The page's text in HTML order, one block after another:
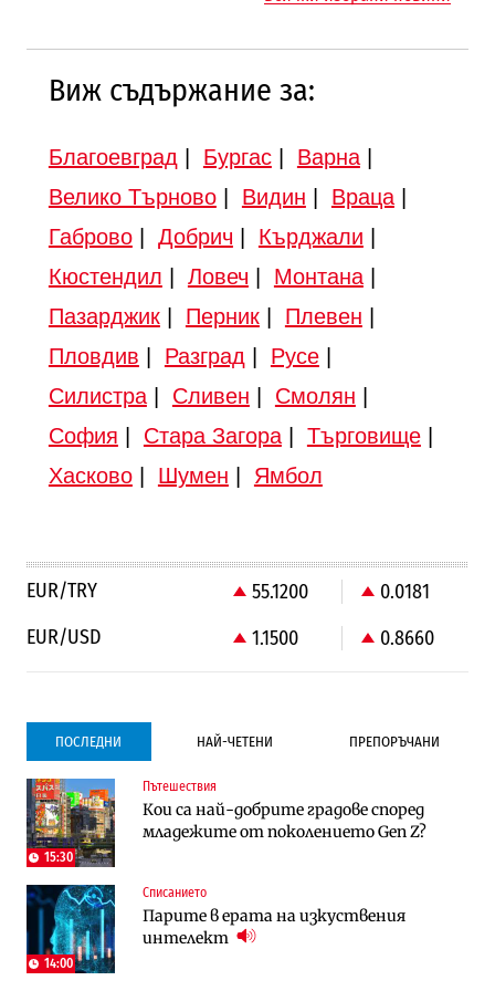
Виж съдържание за:
Благоевград Бургас| Варна|
Велико Търново| Видин Враца|
Габрово| Добрич Кърджали
Кюстендил
Ловеч Монтана|
Пазарджик| Перник| Плевен
Пловдив
Разград Русе|
Силистра| Сливен Смолян
София
Стара Загора| Търговище|
Хасково| Шумен Ямбол
EUR/TRY 55.1200
0.0181
EUR/USD
1.1500 0.8660
ПОСЛЕДНИ НАЙ-ЧЕТЕНИ ПРЕПОРЪЧАНИ
15:30
Пътешествия
Кои са най-добрите градове според
младежите от поколението Gen Z?
14:00
Списанието
Парите в ерата на изкуствения
интелект
Градоустройство
Столична община избра изпълнител за
преместването на трамвайното
Компании
Vivacom предлага над 150 устройства с
90% отстъпка през август
Компании
Vivacom предлага над 150 устройства с
90% отстъпка през август
Градоустройство
Столична община избра изпълнител за
преместването на трамвайното